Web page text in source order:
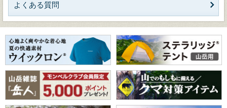
よくある質問